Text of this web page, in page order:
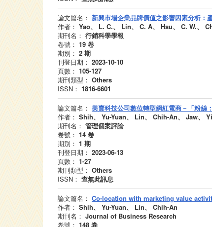
論文篇名： 新興市場企業品牌價值之影響因素分析：
作者： Yao、 L. C.、 Lin、 C. A、 Hsu、 C. W.、
期刊名： 行銷科學學報
卷號： 19 卷
期別： 2 期
刊登日期： 2023-10-10
頁數： 105-127
期刊類型： Others
ISSN： 1816-6601
論文篇名： 美賣科技公司數位轉型網紅電商－「粉絲
作者： Shih、 Yu-Yuan、 Lin、 Chih-An、 Jaw、
期刊名： 管理個案評論
卷號： 14 卷
期別： 1 期
刊登日期： 2023-06-13
頁數： 1-27
期刊類型： Others
ISSN： 查無此訊息
論文篇名： Co-location with marketing value
作者： Shih、 Yu-Yuan、 Lin、 Chih-An
期刊名： Journal of Business Research
卷號： 148 卷